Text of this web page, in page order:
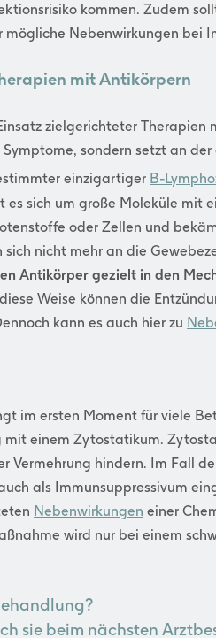
kommen. Zudem
mögliche Nebenwirkungen bei
mit Antikörpern
zielgerichteter
sondern setzt an
einzigartiger B-
sich um große Moleküle mit
oder Zellen und
nicht mehr an die
Antikörper gezielt in den
Weise können die
kann es auch hier zu
im ersten Moment für viele
einem Zytostatikum.
Vermehrung hindern. Im Fall
als Immunsuppressivum
Nebenwirkungen einer
wird nur bei einem
sie beim nächsten